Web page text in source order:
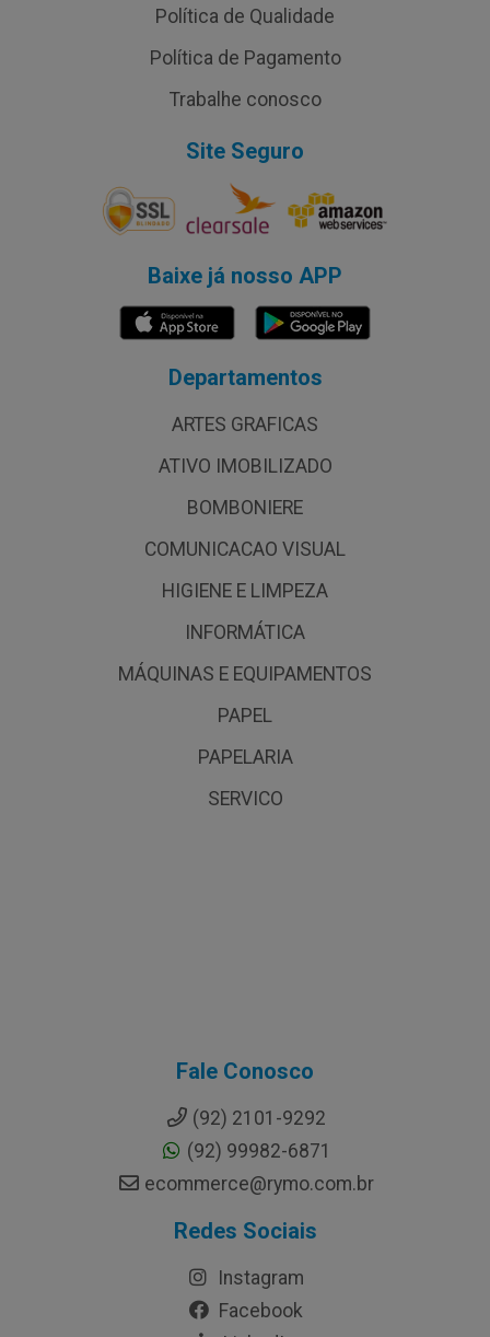
Política de Qualidade
Política de Pagamento
Trabalhe conosco
Site Seguro
Baixe já nosso APP
Departamentos
ARTES GRAFICAS
ATIVO IMOBILIZADO
BOMBONIERE
COMUNICACAO VISUAL
HIGIENE E LIMPEZA
INFORMÁTICA
MÁQUINAS E EQUIPAMENTOS
PAPEL
PAPELARIA
SERVICO
Fale Conosco
(92) 2101-9292
(92) 99982-6871
ecommerce@rymo.com.br
Redes Sociais
Instagram
Facebook